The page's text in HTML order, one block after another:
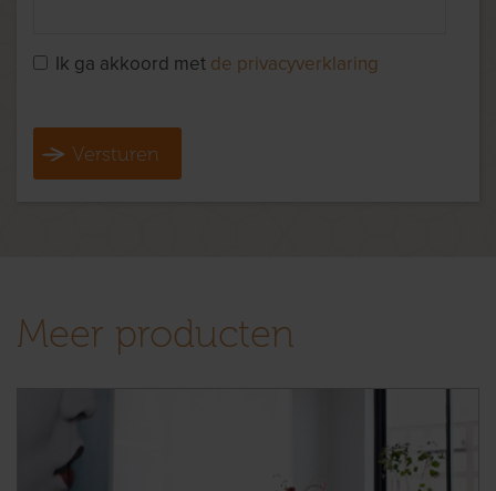
Ik ga akkoord met de privacyverklaring
Versturen
Meer producten